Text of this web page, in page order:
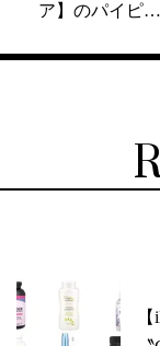
ア】のパイピ…